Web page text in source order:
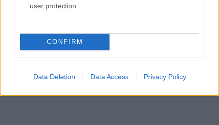
user protection.
CONFIRM
Data Deletion Data Access Privacy Policy